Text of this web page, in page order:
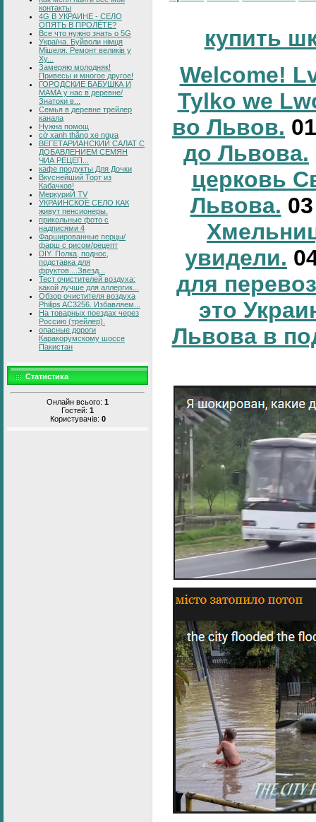
контакты
4G В УКРАИНЕ - СЕЛО
ОПЯТЬ В ПРОЛЁТЕ?
Все что нужно знать о 5G
Україна. Буйволи німця
Мішеля. Ремонт великів у
Ху...
Замеряю молодняк!
Привесы и многое другое!
ГОРОДСКИЕ БАБУШКА И
МАМА у нас в деревне/
Знатоки в...
Семья в деревне трейлер
канала
Нужна помощ
cờ xanh thắng xe ngựa
ВЕГЕТАРИАНСКИЙ САЛАТ С
ДОБАВЛЕНИЕМ СЕМЯН
ЧИА РЕЦЕП...
кафе продукты Для Дочки
Вкуснейший Торт из
Кабачков!
МеркуриЙ TV
УКРАИНСКОЕ СЕЛО КАК
живут пенсионеры.
прикольные фото с
надписями 4
Фаршированные перцы/
фарш с рисом/рецепт
DIY. Полка, поднос,
подставка для
фруктов....Звезд...
Тест очистителей воздуха:
какой лучше для аллергик...
Обзор очистителя воздуха
Philips AC3256. Избавляем...
На товарных поездах через
Россию (трейлер).
опасные дороги
Каракорумскому шоссе
Пакистан
Статистика
Онлайн всього: 1
Гостей: 1
Користувачів: 0
купить
Welcome!
Tylko we
во Львов.
до Львова.
церковь
Львова.
увидели.
для
это
Львова в